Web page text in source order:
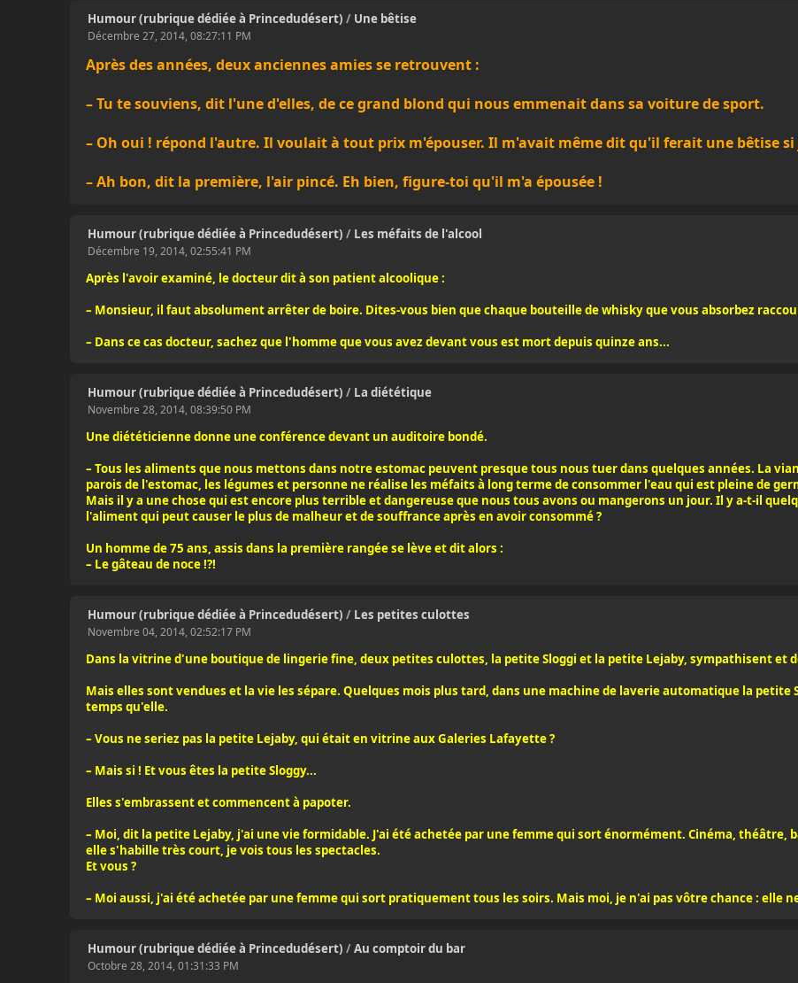
Humour (rubrique dédiée à Princedudésert) / Une bêtise
Décembre 27, 2014, 08:27:11 PM
Après des années, deux anciennes amies se retrouvent :
– Tu te souviens, dit l'une d'elles, de ce grand blond qui nous emmenait dans sa voiture de sport.
– Oh oui ! répond l'autre. Il voulait à tout prix m'épouser. Il m'avait même dit qu'il ferait une bêtise si
– Ah bon, dit la première, l'air pincé. Eh bien, figure-toi qu'il m'a épousée !
Humour (rubrique dédiée à Princedudésert) / Les méfaits de l'alcool
Décembre 19, 2014, 02:55:41 PM
Après l'avoir examiné, le docteur dit à son patient alcoolique :
– Monsieur, il faut absolument arrêter de boire. Dites-vous bien que chaque bouteille de whisky que vous absorbez
– Dans ce cas docteur, sachez que l'homme que vous avez devant vous est mort depuis quinze ans...
Humour (rubrique dédiée à Princedudésert) / La diététique
Novembre 28, 2014, 08:39:50 PM
Une diététicienne donne une conférence devant un auditoire bondé.
– Tous les aliments que nous mettons dans notre estomac peuvent presque tous nous tuer dans quelques années. La
parois de l'estomac, les légumes et personne ne réalise les méfaits à long terme de consommer l'eau qui est pleine de
Mais il y a une chose qui est encore plus terrible et dangereuse que nous tous avons ou mangerons un jour. Il y a-t-il
l'aliment qui peut causer le plus de malheur et de souffrance après en avoir consommé ?
Un homme de 75 ans, assis dans la première rangée se lève et dit alors :
– Le gâteau de noce !?!
Humour (rubrique dédiée à Princedudésert) / Les petites culottes
Novembre 04, 2014, 02:52:17 PM
Dans la vitrine d'une boutique de lingerie fine, deux petites culottes, la petite Sloggi et la petite Lejaby, sympathisent et
Mais elles sont vendues et la vie les sépare. Quelques mois plus tard, dans une machine de laverie automatique la
temps qu'elle.
– Vous ne seriez pas la petite Lejaby, qui était en vitrine aux Galeries Lafayette ?
– Mais si ! Et vous êtes la petite Sloggy...
Elles s'embrassent et commencent à papoter.
– Moi, dit la petite Lejaby, j'ai une vie formidable. J'ai été achetée par une femme qui sort énormément. Cinéma, théâtre,
elle s'habille très court, je vois tous les spectacles.
Et vous ?
– Moi aussi, j'ai été achetée par une femme qui sort pratiquement tous les soirs. Mais moi, je n'ai pas vôtre chance : elle
Humour (rubrique dédiée à Princedudésert) /Au comptoir du bar
Octobre 28, 2014, 01:31:33 PM